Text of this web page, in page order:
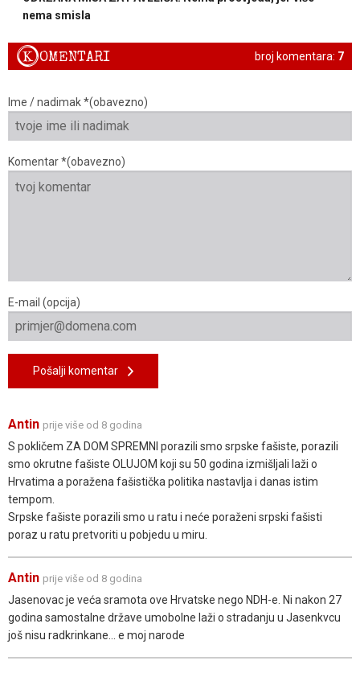
nema smisla
broj komentara: 7
KOMENTARI
Ime / nadimak *(obavezno)
Komentar *(obavezno)
E-mail (opcija)
Pošalji komentar
Antin prije više od 8 godina
S pokličem ZA DOM SPREMNI porazili smo srpske fašiste, porazili
smo okrutne fašiste OLUJOM koji su 50 godina izmišljali laži o
Hrvatima a poražena fašistička politika nastavlja i danas istim
tempom.
Srpske fašiste porazili smo u ratu i neće poraženi srpski fašisti
poraz u ratu pretvoriti u pobjedu u miru.
Antin prije više od 8 godina
Jasenovac je veća sramota ove Hrvatske nego NDH-e. Ni nakon 27
godina samostalne države umobolne laži o stradanju u Jasenkvcu
još nisu radkrinkane... e moj narode